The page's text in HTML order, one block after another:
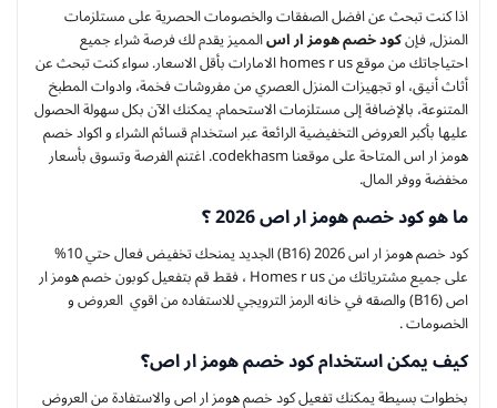
اذا كنت تبحث عن افضل الصفقات والخصومات الحصرية على مستلزمات
المنزل, فإنكود خصم هومز ار اسالمميز يقدم لك فرصة شراء جميع
احتياجاتك من موقع homes r us الامارات بأقل الاسعار. سواء كنت تبحث عن
أثاث أنيق، او تجهيزات المنزل العصري من مفروشات فخمة، وادوات المطبخ
المتنوعة، بالإضافة إلى مستلزمات الاستحمام. يمكنك الآن بكل سهولة الحصول
عليها بأكبر العروض التخفيضية الرائعة عبر استخدام قسائم الشراء و اكواد خصم
هومز ار اس المتاحة على موقعنا codekhasm. اغتنم الفرصة وتسوق بأسعار
مخفضة ووفر المال.
ما هو كود خصم هومز ار اص 2026 ؟
كود خصم هومز ار اس 2026 (B16) الجديد يمنحك تخفيض فعال حتي 10%
على جميع مشترياتك من Homes r us ، فقط قم بتفعيل كوبون خصم هومز ار
اص (B16) والصقه في خانه الرمز الترويجي للاستفاده من اقوي العروض و
الخصومات .
كيف يمكن استخدام كود خصم هومز ار اص؟
بخطوات بسيطة يمكنك تفعيل كود خصم هومز ار اص والاستفادة من العروض